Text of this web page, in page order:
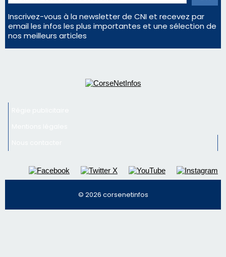
Régie publicitaire
Mentions légales
Nous contacter